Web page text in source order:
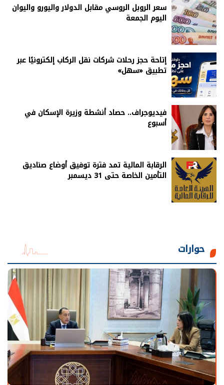
سعر الروبل الروسي مقابل الدولار واليورو واليوان
اليوم الجمعة
إتاحة حجز رحلات شركات نقل الركاب إلكترونيًا عبر
تطبيق «سهل»
فيديوجراف.. حصاد أنشطة وزيرة الإسكان في
أسبوع
الرقابة المالية تمد فترة توفيق أوضاع صناديق
التأمين الخاصة حتى 31 ديسمبر
حوارات